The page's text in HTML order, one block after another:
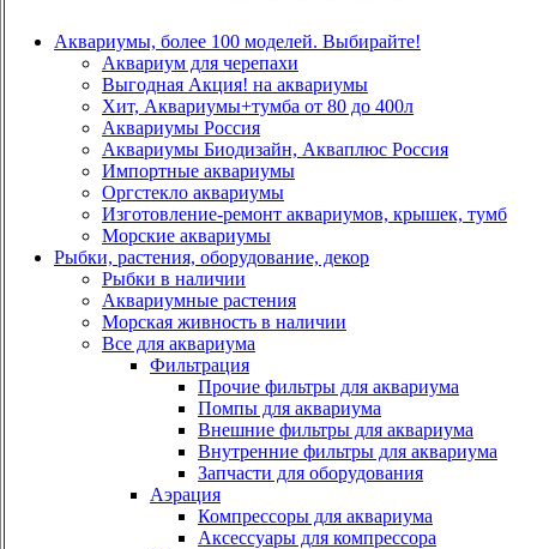
Аквариумы, более 100 моделей. Выбирайте!
Аквариум для черепахи
Выгодная Акция! на аквариумы
Хит, Аквариумы+тумба от 80 до 400л
Аквариумы Россия
Аквариумы Биодизайн, Акваплюс Россия
Импортные аквариумы
Оргстекло аквариумы
Изготовление-ремонт аквариумов, крышек, тумб
Морские аквариумы
Рыбки, растения, оборудование, декор
Рыбки в наличии
Аквариумные растения
Морская живность в наличии
Все для аквариума
Фильтрация
Прочие фильтры для аквариума
Помпы для аквариума
Внешние фильтры для аквариума
Внутренние фильтры для аквариума
Запчасти для оборудования
Аэрация
Компрессоры для аквариума
Аксессуары для компрессора